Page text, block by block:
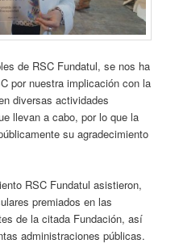
de RSC Fundatul, se nos ha
por nuestra implicación con la
diversas actividades
llevan a cabo, por lo que la
su agradecimiento
RSC Fundatul asistieron,
premiados en las
de la citada Fundación, así
administraciones públicas.